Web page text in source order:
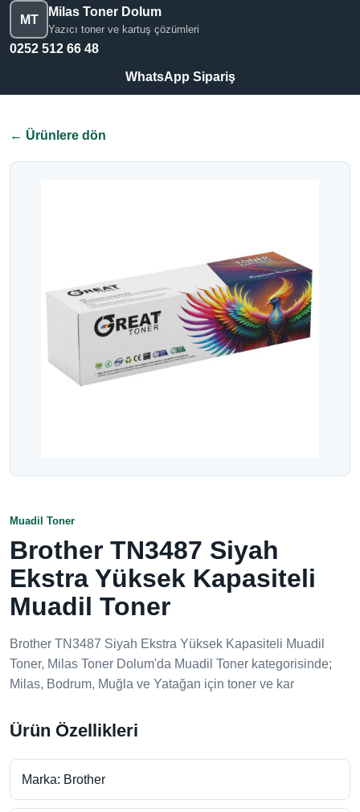
MT
Milas Toner Dolum
Yazıcı toner ve kartuş çözümleri
0252 512 66 48
WhatsApp Sipariş
← Ürünlere dön
Muadil Toner
Brother TN3487 Siyah
Ekstra Yüksek Kapasiteli
Muadil Toner
Brother TN3487 Siyah Ekstra Yüksek Kapasiteli Muadil
Toner, Milas Toner Dolum'da Muadil Toner kategorisinde;
Milas, Bodrum, Muğla ve Yatağan için toner ve kar
Ürün Özellikleri
Marka: Brother